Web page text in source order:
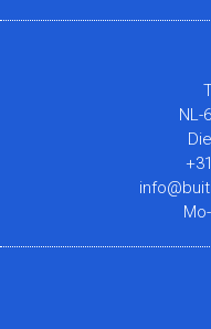
NL-